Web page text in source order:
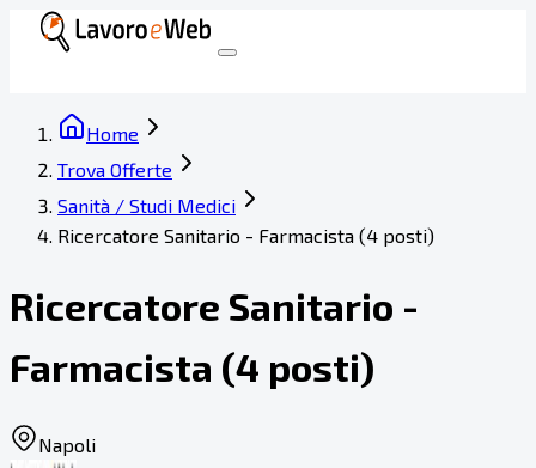
Home
Trova Offerte
Sanità / Studi Medici
Ricercatore Sanitario - Farmacista (4 posti)
Ricercatore Sanitario -
Farmacista (4 posti)
Napoli